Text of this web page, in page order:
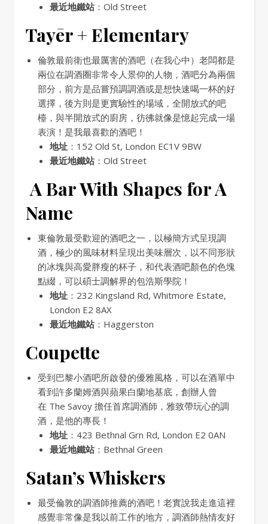
最近地鐵站：Old Street
Tayēr + Elementary
倫敦最前衛也最厲害的酒吧（在我心中）老闆都是
兩位在調酒圈非常令人景仰的人物，酒吧分為兩個
部分，前方是品嘗預調調酒或是想快速喝一杯的好
選擇，後方則是更實驗性的場域，全開放式的吧
檯，與半開放式的廚房，彷彿就像是憶起完成一場
表演！是我最喜歡的酒吧！
地址 ：152 Old St, London EC1V 9BW
最近地鐵站：Old Street
A Bar With Shapes for A
Name
東倫敦最受歡迎的酒吧之一，以極簡方式呈現調
酒，極少的風味材料呈現出美味層次，以不同形狀
的冰塊與高愛胖瘦的杯子，和代表酒吧顏色的色塊
點綴，可以碩士調解界的包浩斯學院！
地址 ：232 Kingsland Rd, Whitmore Estate,
London E2 8AX
最近地鐵站：Haggerston
Coupette
受到巴黎小酒吧所啟發的優雅風格，可以在酒單中
看到許多蘭姆酒與蘋果白蘭地基底，創辦人曾
在 The Savoy 擔任首席調酒師，雅致帶玩心的調
酒，是他的專長！
地址 ：423 Bethnal Grn Rd, London E2 0AN
最近地鐵站：Bethnal Green
Satan’s Whiskers
最受倫敦的調酒師推薦的酒吧！老實說我走進這裡
感覺非常像是我以前工作的地方，調酒師熱情友好